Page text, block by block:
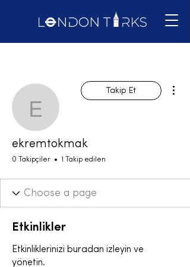
ekremtokmak
Takip Et
ekremtokmak
0 Takipçiler 1 Takip edilen
Etkinlikler
Etkinliklerinizi buradan izleyin ve
yönetin.